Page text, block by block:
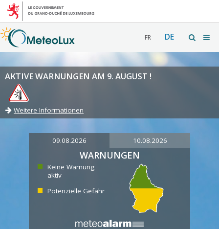
FR DE
AKTIVE WARNUNGEN AM 9. AUGUST !
Weitere Informationen
09.08.2026 10.08.2026
WARNUNGEN
Keine Warnung
aktiv
Potenzielle Gefahr